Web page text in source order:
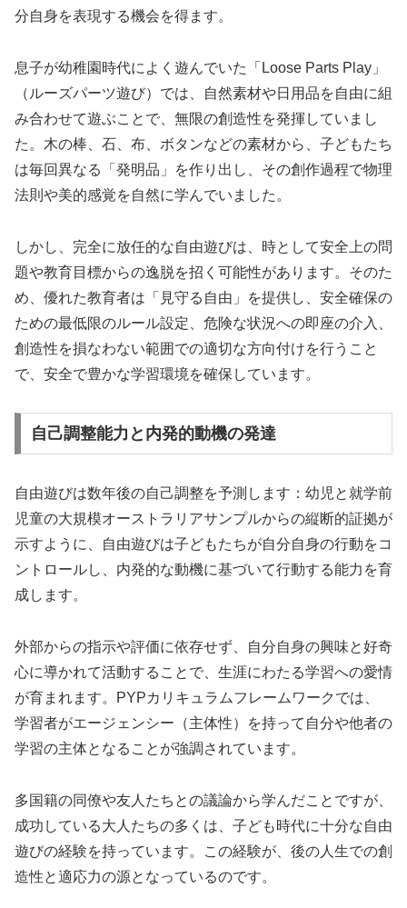
分自身を表現する機会を得ます。
息子が幼稚園時代によく遊んでいた「Loose Parts Play」
（ルーズパーツ遊び）では、自然素材や日用品を自由に組
み合わせて遊ぶことで、無限の創造性を発揮していまし
た。木の棒、石、布、ボタンなどの素材から、子どもたち
は毎回異なる「発明品」を作り出し、その創作過程で物理
法則や美的感覚を自然に学んでいました。
しかし、完全に放任的な自由遊びは、時として安全上の問
題や教育目標からの逸脱を招く可能性があります。そのた
め、優れた教育者は「見守る自由」を提供し、安全確保の
ための最低限のルール設定、危険な状況への即座の介入、
創造性を損なわない範囲での適切な方向付けを行うこと
で、安全で豊かな学習環境を確保しています。
自己調整能力と内発的動機の発達
自由遊びは数年後の自己調整を予測します：幼児と就学前
児童の大規模オーストラリアサンプルからの縦断的証拠が
示すように、自由遊びは子どもたちが自分自身の行動をコ
ントロールし、内発的な動機に基づいて行動する能力を育
成します。
外部からの指示や評価に依存せず、自分自身の興味と好奇
心に導かれて活動することで、生涯にわたる学習への愛情
が育まれます。PYPカリキュラムフレームワークでは、
学習者がエージェンシー（主体性）を持って自分や他者の
学習の主体となることが強調されています。
多国籍の同僚や友人たちとの議論から学んだことですが、
成功している大人たちの多くは、子ども時代に十分な自由
遊びの経験を持っています。この経験が、後の人生での創
造性と適応力の源となっているのです。